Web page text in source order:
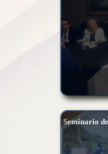
Seminario